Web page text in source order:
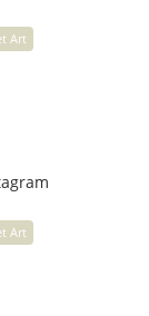
Art
Art